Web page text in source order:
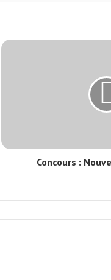
Concours :